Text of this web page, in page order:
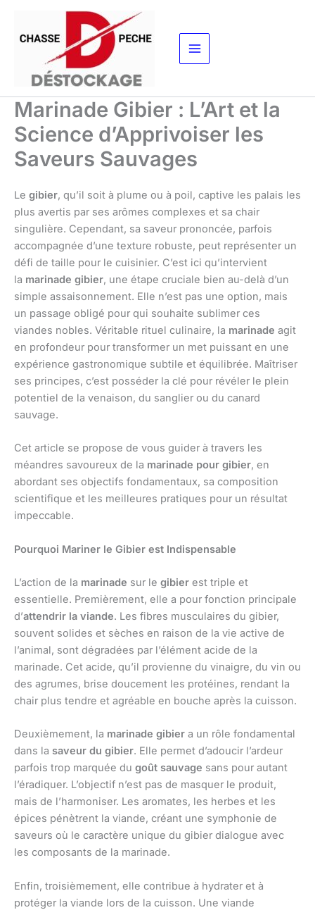
contenu
Marinade Gibier : L’Art et la
Science d’Apprivoiser les
Saveurs Sauvages
Le gibier, qu’il soit à plume ou à poil, captive les palais les
plus avertis par ses arômes complexes et sa chair
singulière. Cependant, sa saveur prononcée, parfois
accompagnée d’une texture robuste, peut représenter un
défi de taille pour le cuisinier. C’est ici qu’intervient
la marinade gibier, une étape cruciale bien au-delà d’un
simple assaisonnement. Elle n’est pas une option, mais
un passage obligé pour qui souhaite sublimer ces
viandes nobles. Véritable rituel culinaire, la marinade agit
en profondeur pour transformer un met puissant en une
expérience gastronomique subtile et équilibrée. Maîtriser
ses principes, c’est posséder la clé pour révéler le plein
potentiel de la venaison, du sanglier ou du canard
sauvage.
Cet article se propose de vous guider à travers les
méandres savoureux de la marinade pour gibier, en
abordant ses objectifs fondamentaux, sa composition
scientifique et les meilleures pratiques pour un résultat
impeccable.
Pourquoi Mariner le Gibier est Indispensable
L’action de la marinade sur le gibier est triple et
essentielle. Premièrement, elle a pour fonction principale
d’attendrir la viande. Les fibres musculaires du gibier,
souvent solides et sèches en raison de la vie active de
l’animal, sont dégradées par l’élément acide de la
marinade. Cet acide, qu’il provienne du vinaigre, du vin ou
des agrumes, brise doucement les protéines, rendant la
chair plus tendre et agréable en bouche après la cuisson.
Deuxièmement, la marinade gibier a un rôle fondamental
dans la saveur du gibier. Elle permet d’adoucir l’ardeur
parfois trop marquée du goût sauvage sans pour autant
l’éradiquer. L’objectif n’est pas de masquer le produit,
mais de l’harmoniser. Les aromates, les herbes et les
épices pénètrent la viande, créant une symphonie de
saveurs où le caractère unique du gibier dialogue avec
les composants de la marinade.
Enfin, troisièmement, elle contribue à hydrater et à
protéger la viande lors de la cuisson. Une viande